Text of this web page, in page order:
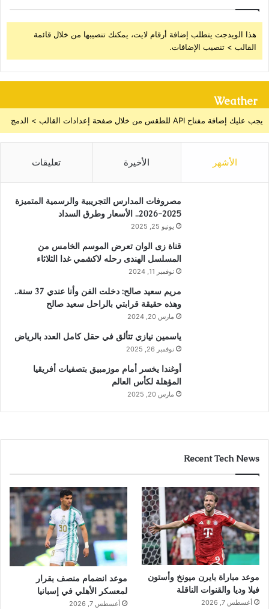
هذا الويدجت يتطلب إضافة أرقام لايت، يمكنك تنصيبها من خلال قائمة
القالب > تنصيب الإضافات.
Weather
يجب عليك إضافة مفتاح API للطقس من خلال صفحة إعدادات القالب > الدمج
الأشهر الأخيرة تعليقات
مصروفات المدارس التجريبية والرسمية المتميزة
2025-2026.. الأسعار وطرق السداد
يونيو 25, 2025
قناة زى الوان تعرض الموسم الخامس من
المسلسل الهندى رحله لاكشمي غدا الثلاثاء
نوفمبر 11, 2024
مريم سعيد صالح: دخلت الفن وأنا عندي 37 سنة..
وهذه حقيقة قرابتي بالراحل سعيد صالح
مارس 20, 2024
ياسمين نيازي تتألق في حقل كامل العدد بالرياض
نوفمبر 26, 2025
أوغندا يخسر أمام موزمبيق بتصفيات أفريقيا
المؤهلة لكأس العالم
مارس 20, 2025
Recent Tech News
موعد مباراة بايرن ميونخ وأستون
فيلا وديا والقنوات الناقلة
أغسطس 7, 2026
موعد انضمام منصف بقرار
لمعسكر الأهلي في إسبانيا
أغسطس 7, 2026